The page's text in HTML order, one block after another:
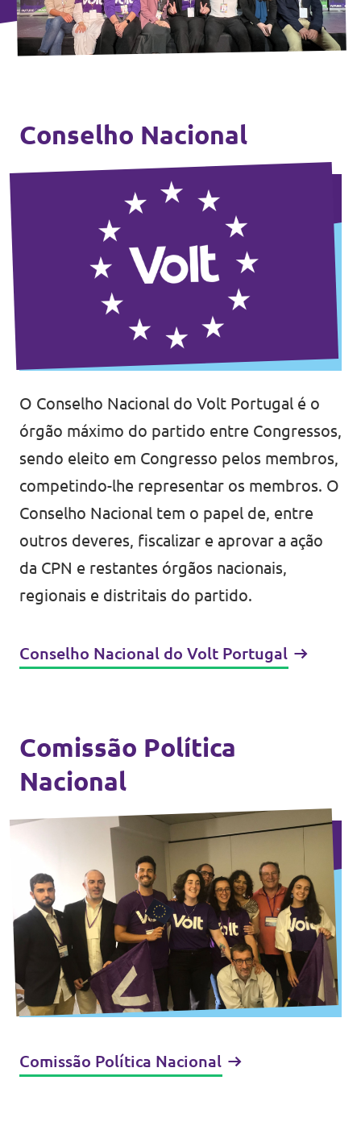
Depressão Kristin
Contactos
Conselho Nacional
O Conselho Nacional do Volt Portugal é o
órgão máximo do partido entre Congressos,
sendo eleito em Congresso pelos membros,
competindo-lhe representar os membros. O
Conselho Nacional tem o papel de, entre
outros deveres, fiscalizar e aprovar a ação
da CPN e restantes órgãos nacionais,
regionais e distritais do partido.
Conselho Nacional do Volt Portugal
Comissão Política
Nacional
Comissão Política Nacional